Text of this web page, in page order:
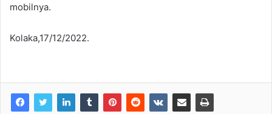
mobilnya.
Kolaka,17/12/2022.